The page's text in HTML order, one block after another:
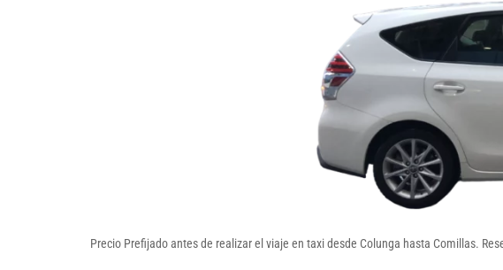
Precio Prefijado antes de realizar el viaje en taxi desde Colunga hasta Comillas.